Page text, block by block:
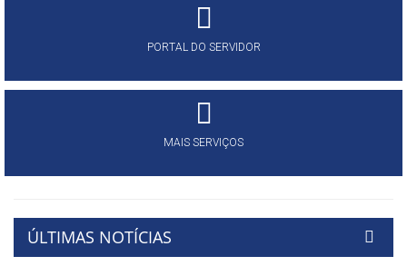
PORTAL DO SERVIDOR
MAIS SERVIÇOS
ÚLTIMAS NOTÍCIAS